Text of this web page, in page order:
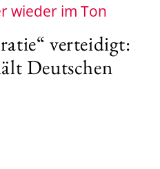
wieder im Ton
verteidigt:
Deutschen